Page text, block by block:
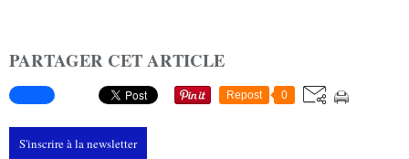
PARTAGER CET ARTICLE
Repost 0
S'inscrire à la newsletter